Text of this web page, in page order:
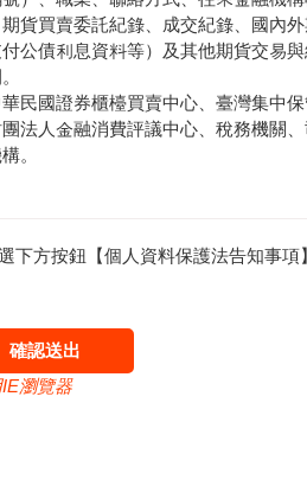
之事項有意見時，請利用電子郵件
進一步之說明。
料均不得利用電子、機械、影印、錄
貨買賣委託紀錄、成交紀錄、國內
公債利息資料等）及其他期貨交易與
民國證券櫃檯買賣中心、臺灣集中保
法人金融消費評議中心、稅務機關
。
處理、利用及刪除立書人個人資料。
期貨商處請求補正或更正。
方按鈕【個人資料保護法告知事項】
瀏覽器